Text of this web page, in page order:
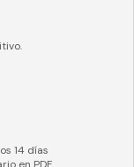
14 días